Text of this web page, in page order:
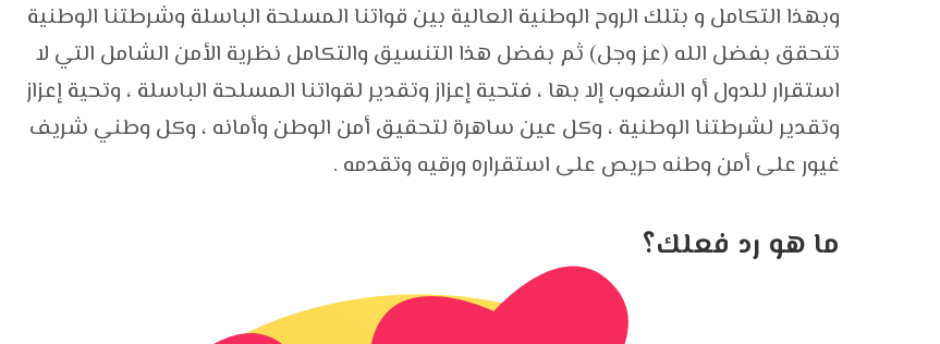
وبهذا التكامل و بتلك الروح الوطنية العالية بين قواتنا المسلحة الباسلة وشرطتنا الوطنية
تتحقق بفضل الله (عز وجل) ثم بفضل هذا التنسيق والتكامل نظرية الأمن الشامل التي لا
استقرار للدول أو الشعوب إلا بها ، فتحية إعزاز وتقدير لقواتنا المسلحة الباسلة ، وتحية إعزاز
وتقدير لشرطتنا الوطنية ، وكل عين ساهرة لتحقيق أمن الوطن وأمانه ، وكل وطني شريف
غيور على أمن وطنه حريص على استقراره ورقيه وتقدمه .
ما هو رد فعلك؟